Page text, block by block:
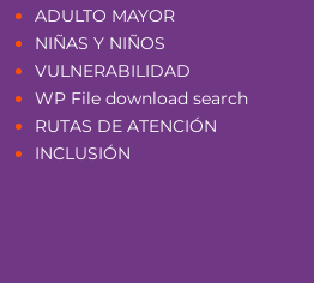
ADULTO MAYOR
NIÑAS Y NIÑOS
VULNERABILIDAD
WP File download search
RUTAS DE ATENCIÓN
INCLUSIÓN